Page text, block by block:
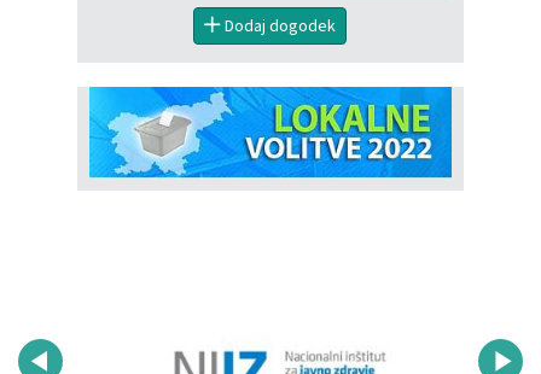
Dodaj dogodek